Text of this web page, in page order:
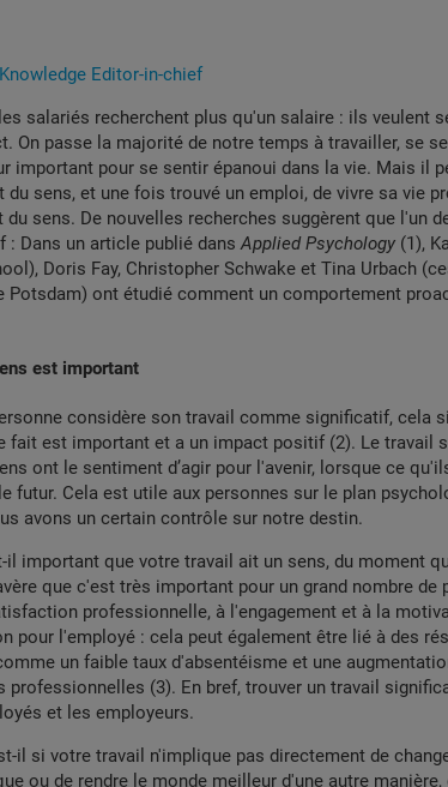
Editor-in-chief
salariés recherchent plus qu'un salaire : ils veulent
On passe la majorité de notre temps à travailler, se
important pour se sentir épanoui dans la vie. Mais il
du sens, et une fois trouvé un emploi, de vivre sa vie
du sens. De nouvelles recherches suggèrent que l'un
: Dans un article publié dansApplied Psychology (1),
Doris Fay, Christopher Schwake et Tina Urbach
Potsdam) ont étudié comment un comportement
est important
considère son travail comme significatif, cela
fait est important et a un impact positif (2). Le travail
ont le sentiment d’agir pour l'avenir, lorsque ce
futur. Cela est utile aux personnes sur le plan
avons un certain contrôle sur notre destin.
il important que votre travail ait un sens, du moment
que c'est très important pour un grand nombre de
professionnelle, à l'engagement et à la
pour l'employé : cela peut également être lié à des
un faible taux d'absentéisme et une
professionnelles (3). En bref, trouver un travail
et les employeurs.
il si votre travail n'implique pas directement de
ou de rendre le monde meilleur d'une autre